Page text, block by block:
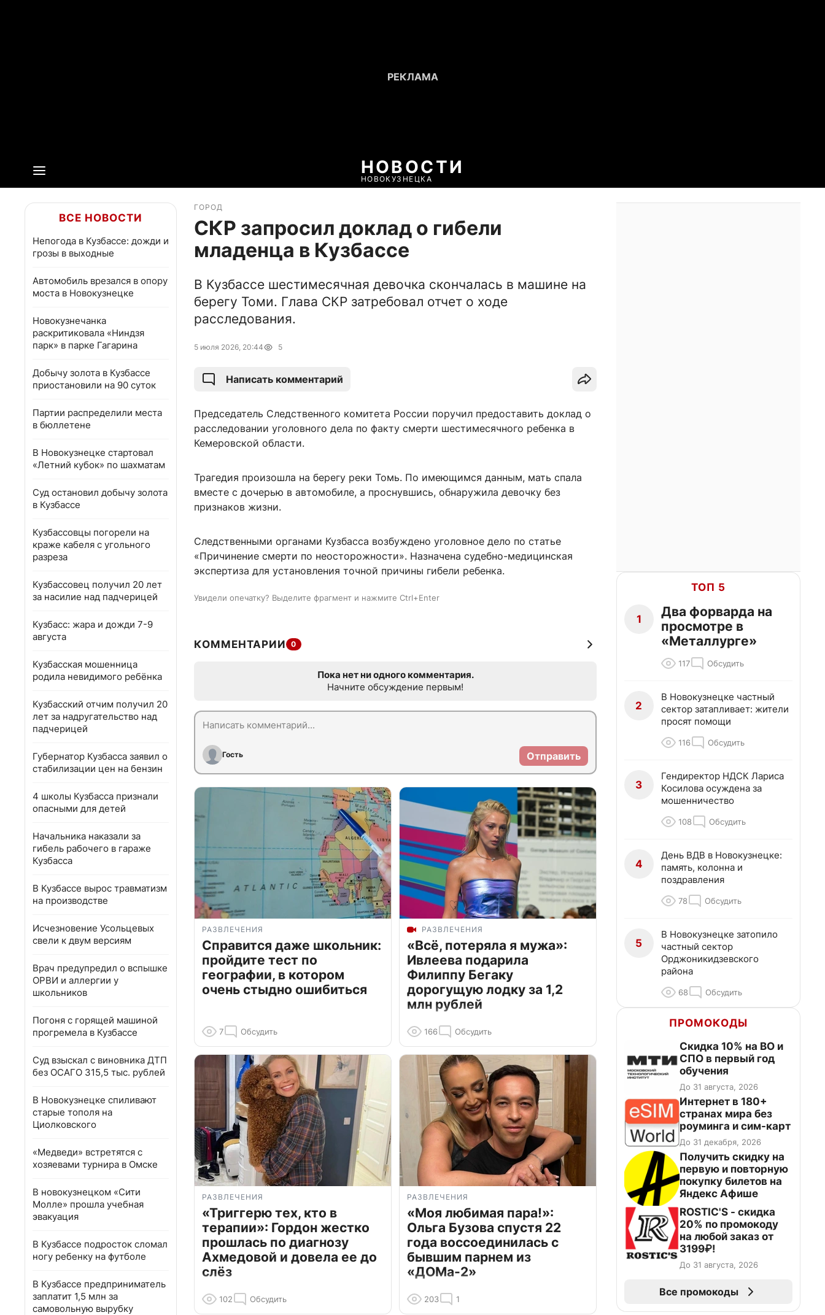
НОВОСТИ
НОВОКУЗНЕЦКА
ВСЕ НОВОСТИ
Непогода в Кузбассе: дожди и
грозы в выходные
Автомобиль врезался в опору
моста в Новокузнецке
Новокузнечанка
раскритиковала «Ниндзя
парк» в парке Гагарина
Добычу золота в Кузбассе
приостановили на 90 суток
Партии распределили места
в бюллетене
В Новокузнецке стартовал
«Летний кубок» по шахматам
Суд остановил добычу золота
в Кузбассе
Кузбассовцы погорели на
краже кабеля с угольного
разреза
Кузбассовец получил 20 лет
за насилие над падчерицей
Кузбасс: жара и дожди 7-9
августа
Кузбасская мошенница
родила невидимого ребёнка
Кузбасский отчим получил 20
лет за надругательство над
падчерицей
Губернатор Кузбасса заявил о
стабилизации цен на бензин
4 школы Кузбасса признали
опасными для детей
Начальника наказали за
гибель рабочего в гараже
Кузбасса
В Кузбассе вырос травматизм
на производстве
Исчезновение Усольцевых
свели к двум версиям
Врач предупредил о вспышке
ОРВИ и аллергии у
школьников
Погоня с горящей машиной
прогремела в Кузбассе
Суд взыскал с виновника ДТП
без ОСАГО 315,5 тыс. рублей
В Новокузнецке спиливают
старые тополя на
Циолковского
«Медведи» встретятся с
хозяевами турнира в Омске
В новокузнецком «Сити
Молле» прошла учебная
эвакуация
В Кузбассе подросток сломал
ногу ребенку на футболе
В Кузбассе предприниматель
заплатит 1,5 млн за
самовольную вырубку
ГОРОД
СКР запросил доклад о гибели
младенца в Кузбассе
В Кузбассе шестимесячная девочка скончалась в машине на
берегу Томи. Глава СКР затребовал отчет о ходе
расследования.
5 июля 2026, 20:44 5
Написать комментарий
Председатель Следственного комитета России поручил предоставить доклад о
расследовании уголовного дела по факту смерти шестимесячного ребенка в
Кемеровской области.
Трагедия произошла на берегу реки Томь. По имеющимся данным, мать спала
вместе с дочерью в автомобиле, а проснувшись, обнаружила девочку без
признаков жизни.
Следственными органами Кузбасса возбуждено уголовное дело по статье
«Причинение смерти по неосторожности». Назначена судебно-медицинская
экспертиза для установления точной причины гибели ребенка.
Увидели опечатку? Выделите фрагмент и нажмите Ctrl+Enter
КОММЕНТАРИИ 0
Пока нет ни одного комментария.
Начните обсуждение первым!
Гость Отправить
РАЗВЛЕЧЕНИЯ
Справится даже школьник:
пройдите тест по
географии, в котором
очень стыдно ошибиться
7 Обсудить
РАЗВЛЕЧЕНИЯ
«Всё, потеряла я мужа»:
Ивлеева подарила
Филиппу Бегаку
дорогущую лодку за 1,2
млн рублей
166 Обсудить
РАЗВЛЕЧЕНИЯ
«Триггерю тех, кто в
терапии»: Гордон жестко
прошлась по диагнозу
Ахмедовой и довела ее до
слёз
102 Обсудить
РАЗВЛЕЧЕНИЯ
«Моя любимая пара!»:
Ольга Бузова спустя 22
года воссоединилась с
бывшим парнем из
«ДОМа-2»
203 1
ТОП 5
1
Два форварда на
просмотре в
«Металлурге»
117 Обсудить
2
В Новокузнецке частный
сектор затапливает: жители
просят помощи
116 Обсудить
3
Гендиректор НДСК Лариса
Косилова осуждена за
мошенничество
108 Обсудить
4
День ВДВ в Новокузнецке:
память, колонна и
поздравления
78 Обсудить
5
В Новокузнецке затопило
частный сектор
Орджоникидзевского
района
68 Обсудить
ПРОМОКОДЫ
Скидка 10% на ВО и
СПО в первый год
обучения
До 31 августа, 2026
Интернет в 180+
странах мира без
роуминга и сим-карт
До 31 декабря, 2026
Получить скидку на
первую и повторную
покупку билетов на
Яндекс Афише
ROSTIC'S - скидка
20% по промокоду
на любой заказ от
3199₽!
До 31 августа, 2026
Все промокоды